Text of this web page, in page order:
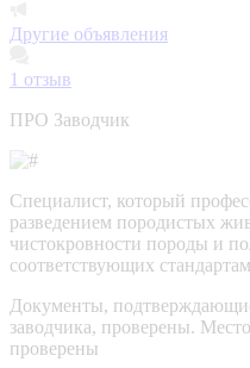
Другие объявления
1 отзыв
ПРО Заводчик
Специалист, который
разведением породистых
чистокровности породы и
соответствующих
Документы,
заводчика, проверены.
проверены